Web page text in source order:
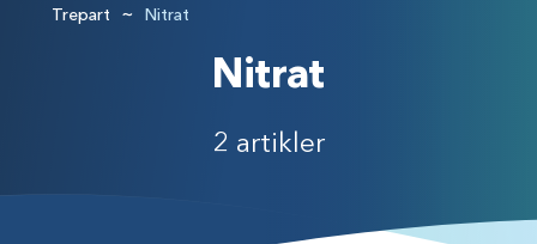
Trepart ~ Nitrat
Nitrat
2 artikler